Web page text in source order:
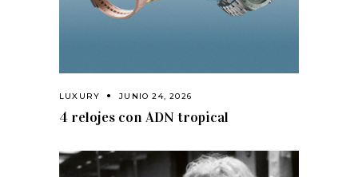
LUXURY JUNIO 24, 2026
4 relojes con ADN tropical